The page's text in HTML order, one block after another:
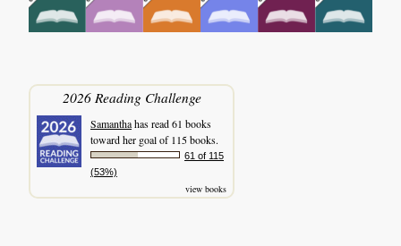
2026 Reading Challenge
Samanthahas read 61 books
toward her goal of 115 books.
61 of 115
(53%)
view books